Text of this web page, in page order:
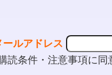
ールアドレス
読条件・注意事項に同